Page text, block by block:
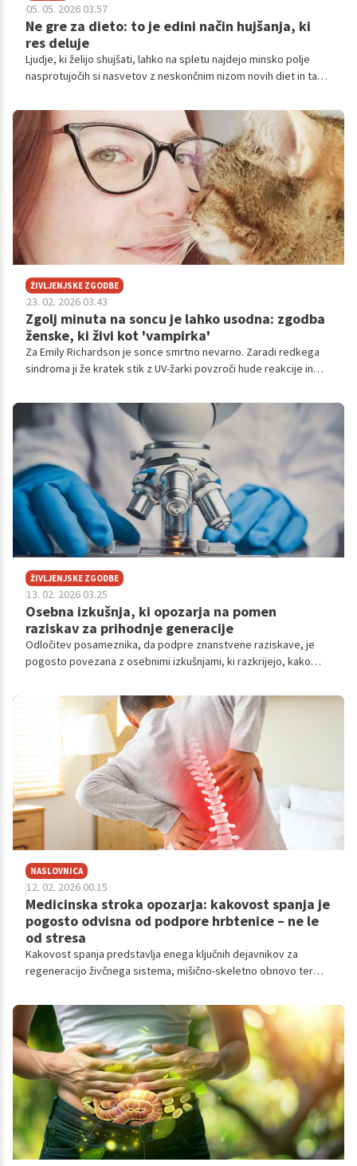
05. 05. 2026 03.57
Ne gre za dieto: to je edini način hujšanja, ki
res deluje
Ljudje, ki želijo shujšati, lahko na spletu najdejo minsko polje
nasprotujočih si nasvetov z neskončnim nizom novih diet in tako
ki bi jih morali narediti, če poskušate shujšati - in štiri stvari, ki se
jim morate izogibati.
ŽIVLJENJSKE ZGODBE
23. 02. 2026 03.43
Zgolj minuta na soncu je lahko usodna: zgodba
ženske, ki živi kot 'vampirka'
Za Emily Richardson je sonce smrtno nevarno. Zaradi redkega
sindroma ji že kratek stik z UV-žarki povzroči hude reakcije in
ŽIVLJENJSKE ZGODBE
13. 02. 2026 03.25
Osebna izkušnja, ki opozarja na pomen
raziskav za prihodnje generacije
Odločitev posameznika, da podpre znanstvene raziskave, je
pogosto povezana z osebnimi izkušnjami, ki razkrijejo, kako
NASLOVNICA
12. 02. 2026 00.15
Medicinska stroka opozarja: kakovost spanja je
pogosto odvisna od podpore hrbtenice – ne le
od stresa
Kakovost spanja predstavlja enega ključnih dejavnikov za
regeneracijo živčnega sistema, mišično-skeletno obnovo ter
literatura vse bolj poudarja, da na spanec ne vplivajo zgolj
psihološki dejavniki, temveč tudi biomehanske značilnosti
spalne podlage. Neustrezna vzmetnica lahko povzroči
nepravilno poravnavo hrbtenice, povečano mišično aktivacijo
med spanjem, kontaktne tlačne obremenitve ter fragmentacijo
spalnih faz. Prispevek obravnava klinično relevantne vidike
izbire vzmetnice in predstavlja sodoben ergonomski pristop,
kot ga uteleša model Ergorest Axis.